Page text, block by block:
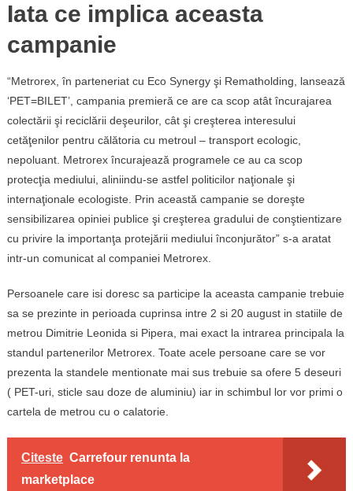
Iata ce implica aceasta
campanie
“Metrorex, în parteneriat cu Eco Synergy şi Rematholding, lansează
‘PET=BILET’, campania premieră ce are ca scop atât încurajarea
colectării şi reciclării deşeurilor, cât şi creşterea interesului
cetăţenilor pentru călătoria cu metroul – transport ecologic,
nepoluant. Metrorex încurajează programele ce au ca scop
protecţia mediului, aliniindu-se astfel politicilor naţionale şi
internaţionale ecologiste. Prin această campanie se doreşte
sensibilizarea opiniei publice şi creşterea gradului de conştientizare
cu privire la importanţa protejării mediului înconjurător” s-a aratat
intr-un comunicat al companiei Metrorex.
Persoanele care isi doresc sa participe la aceasta campanie trebuie
sa se prezinte in perioada cuprinsa intre 2 si 20 august in statiile de
metrou Dimitrie Leonida si Pipera, mai exact la intrarea principala la
standul partenerilor Metrorex. Toate acele persoane care se vor
prezenta la standele mentionate mai sus trebuie sa ofere 5 deseuri
( PET-uri, sticle sau doze de aluminiu) iar in schimbul lor vor primi o
cartela de metrou cu o calatorie.
Citeste Carrefour renunta la
marketplace